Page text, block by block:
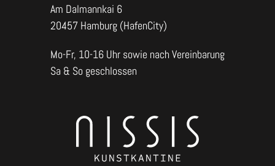
Am Dalmannkai 6
20457 Hamburg (HafenCity)
Mo-Fr, 10-16 Uhr sowie nach Vereinbarung
Sa & So geschlossen